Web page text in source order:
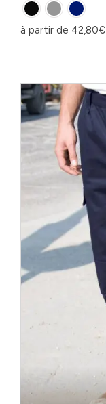
à partir de 42,80€